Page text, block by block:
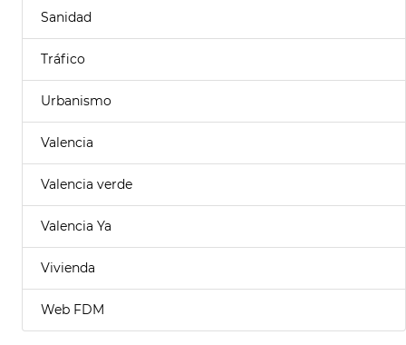
Sanidad
Tráfico
Urbanismo
Valencia
Valencia verde
Valencia Ya
Vivienda
Web FDM